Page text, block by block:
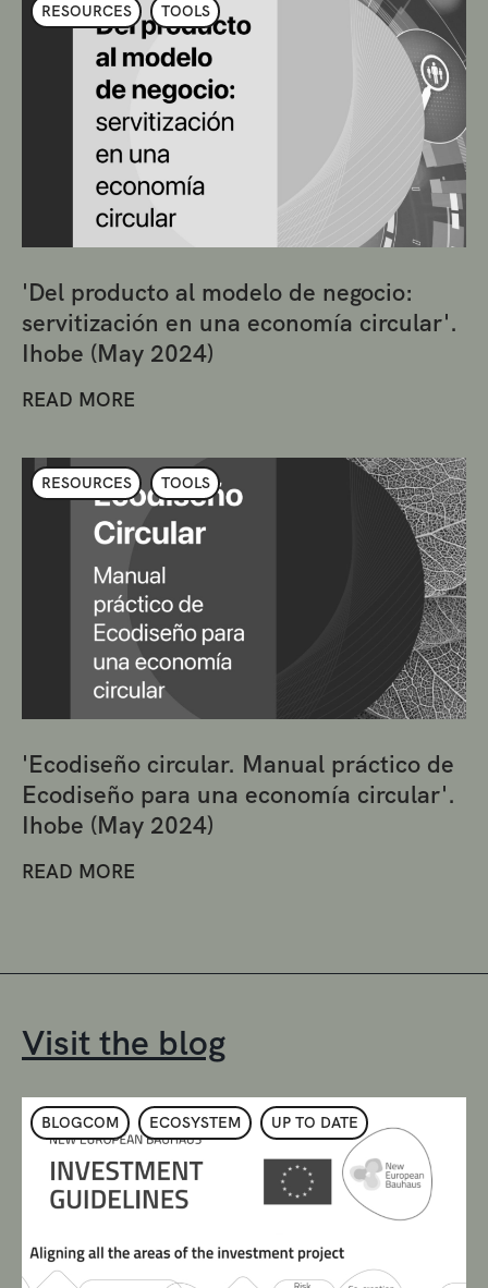
RESOURCES TOOLS
'Del producto al modelo de negocio:
servitización en una economía circular'.
Ihobe (May 2024)
READ MORE
RESOURCES TOOLS
'Ecodiseño circular. Manual práctico de
Ecodiseño para una economía circular'.
Ihobe (May 2024)
READ MORE
Visit the blog
BLOGCOM ECOSYSTEM UP TO DATE